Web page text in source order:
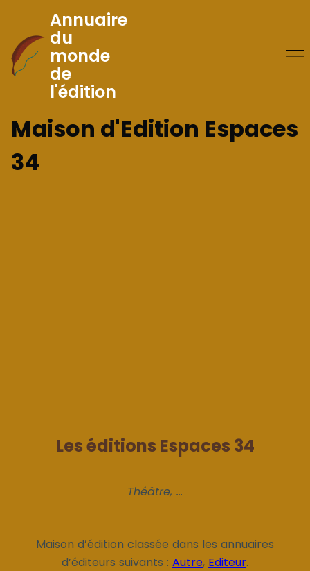
Skip
to
Content
Annuaire
du
monde
de
l'édition
Maison d'Edition Espaces
34
Les éditions Espaces 34
Théâtre, ...
Maison d’édition classée dans les annuaires
d’éditeurs suivants : Autre, Editeur.